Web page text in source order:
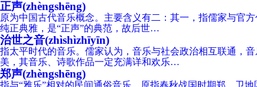
正声(zhèngshēng)
原为中国古代音乐概念。主要含义有二：其一，指儒家与官
纯正典雅，是“正声”的典范，故后世…
治世之音(zhìshìzhīyīn)
指太平时代的音乐。儒家认为，音乐与社会政治相互联通，
美，其音乐、诗歌作品一定充满详和欢乐…
郑声(zhèngshēng)